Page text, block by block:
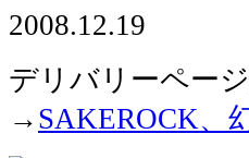
2008.12.19
デリバリーペー
→ SAKEROCK、